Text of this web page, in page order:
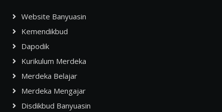
Website Banyuasin
Kemendikbud
Dapodik
Kurikulum Merdeka
Merdeka Belajar
Merdeka Mengajar
Disdikbud Banyuasin